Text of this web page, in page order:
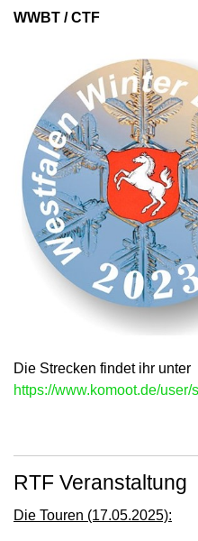
WWBT / CTF
Die Strecken findet ihr unter
https://www.komoot.de/
RTF Veranstaltung
Die Touren (17.05.2025):